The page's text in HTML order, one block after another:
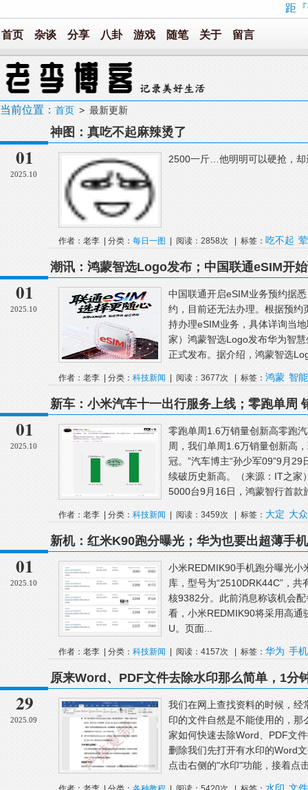
距
首页 杂谈 分享 八卦 游戏 随笔 关于 留言
当前位置： 首页 > 最新更新
01
2025.10
神图：真吃不起麻辣烫了
2500一斤…他明明可以硬抢，却
作者：老李 | 分类： 每日一图 | 阅读：2858次 | 标签： 吃不起
01
2025.10
潮讯：鸿蒙智选Logo发布；中国联通eSIM开
全事故；苹果发布iOS 26.0.1正式版更新
中国联通开启eSIM业务预约据
约，目前还无法办理。根据预
持办理eSIM业务，具体详询当
家）鸿蒙智选Logo发布华为智
正式发布。据介绍，鸿蒙智选
作者：老李 | 分类： 科技新闻 | 阅读：3677次 | 标签： 鸿蒙 智能
01
2025.10
新车：小米汽车十一出行服务上线；零跑单周
15000台；一汽大众抽新车免费开一年
零跑单周1.6万销量创新高零跑
周，我们单周1.6万销量创新高
冠。”汽车博主“孙少军09”9月
续破历史新高。（来源：IT之家
5000台9月16日，鸿蒙智行首款
作者：老李 | 分类： 科技新闻 | 阅读：3459次 | 标签： 大定 大众
01
2025.10
新机：红米K90跑分曝光；华为也要出超薄手
耀Magic8 Pro真机长这样
小米REDMIK90手机跑分曝光
库，型号为“2510DRK44C”，
核9382分。此前消息称该机会
看，小米REDMIK90将采用高
U。页面...
作者：老李 | 分类： 科技新闻 | 阅读：4157次 | 标签： 华为 手机
29
2025.09
原来Word、PDF文件去除水印那么简单，1分
我们在网上查找资料的时候，
印的文件自然是不能使用的，
家如何快速去除Word、PDF文
删除我们先打开有水印的Word
点击右侧的"水印"功能，接着点